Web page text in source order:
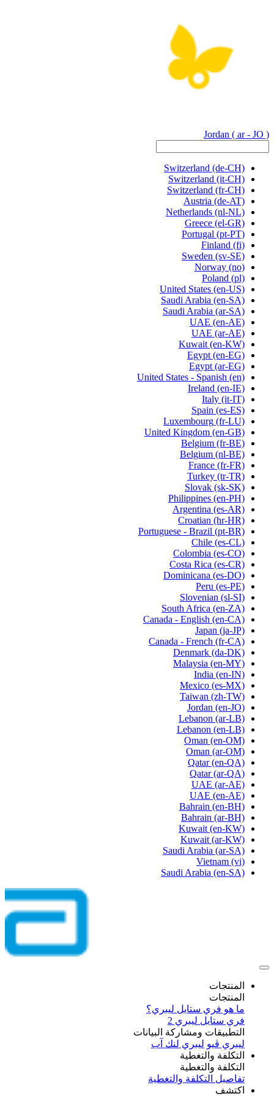
Jordan ( ar - JO )
Switzerland (de-CH)
Switzerland (it-CH)
Switzerland (fr-CH)
Austria (de-AT)
Netherlands (nl-NL)
Greece (el-GR)
Portugal (pt-PT)
Finland (fi)
Sweden (sv-SE)
Norway (no)
Poland (pl)
United States (en-US)
Saudi Arabia (en-SA)
Saudi Arabia (ar-SA)
UAE (en-AE)
UAE (ar-AE)
Kuwait (en-KW)
Egypt (en-EG)
Egypt (ar-EG)
United States - Spanish (en)
Ireland (en-IE)
Italy (it-IT)
Spain (es-ES)
Luxembourg (fr-LU)
United Kingdom (en-GB)
Belgium (fr-BE)
Belgium (nl-BE)
France (fr-FR)
Turkey (tr-TR)
Slovak (sk-SK)
Philippines (en-PH)
Argentina (es-AR)
Croatian (hr-HR)
Portuguese - Brazil (pt-BR)
Chile (es-CL)
Colombia (es-CO)
Costa Rica (es-CR)
Dominicana (es-DO)
Peru (es-PE)
Slovenian (sl-SI)
South Africa (en-ZA)
Canada - English (en-CA)
Japan (ja-JP)
Canada - French (fr-CA)
Denmark (da-DK)
Malaysia (en-MY)
India (en-IN)
Mexico (es-MX)
Taiwan (zh-TW)
Jordan (en-JO)
Lebanon (ar-LB)
Lebanon (en-LB)
Oman (en-OM)
Oman (ar-OM)
Qatar (en-QA)
Qatar (ar-QA)
UAE (ar-AE)
UAE (en-AE)
Bahrain (en-BH)
Bahrain (ar-BH)
Kuwait (en-KW)
Kuwait (ar-KW)
Saudi Arabia (ar-SA)
Vietnam (vi)
Saudi Arabia (en-SA)
المنتجات
المنتجات
ما هو فري ستايل ليبري؟
فري ستايل ليبري 2
التطبيقات ومشاركة البيانات
ليبري ڤيو ليبري لنك آب
التكلفة والتغطية
التكلفة والتغطية
تفاصيل التكلفة والتغطية
اكتشف​